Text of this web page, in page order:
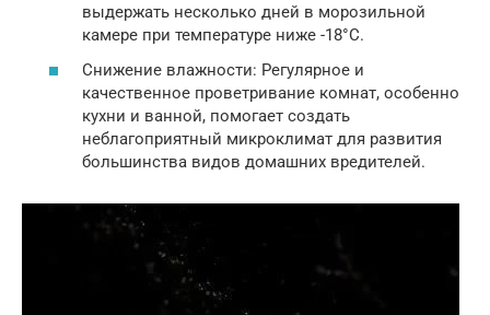
выдержать несколько дней в морозильной
камере при температуре ниже -18°C.
Снижение влажности: Регулярное и
качественное проветривание комнат, особенно
кухни и ванной, помогает создать
неблагоприятный микроклимат для развития
большинства видов домашних вредителей.